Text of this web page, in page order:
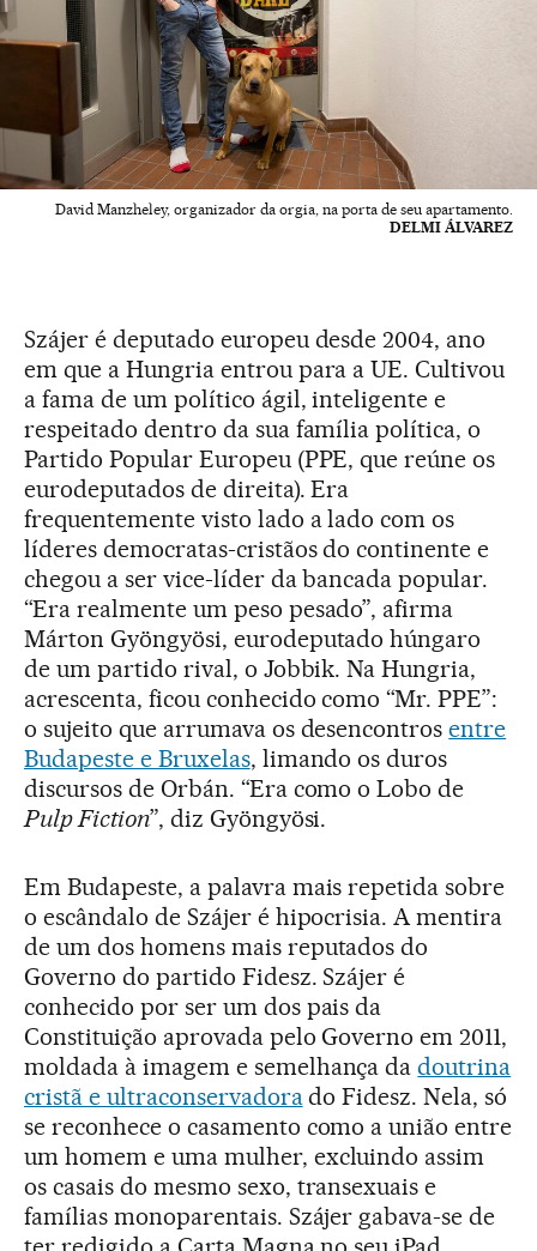
David Manzheley, organizador da orgia, na porta de seu apartamento.
DELMI ÁLVAREZ
Szájer é deputado europeu desde 2004, ano
em que a Hungria entrou para a UE. Cultivou
a fama de um político ágil, inteligente e
respeitado dentro da sua família política, o
Partido Popular Europeu (PPE, que reúne os
eurodeputados de direita). Era
frequentemente visto lado a lado com os
líderes democratas-cristãos do continente e
chegou a ser vice-líder da bancada popular.
“Era realmente um peso pesado”, afirma
Márton Gyöngyösi, eurodeputado húngaro
de um partido rival, o Jobbik. Na Hungria,
acrescenta, ficou conhecido como “Mr. PPE”:
o sujeito que arrumava os desencontrosentre
Budapeste e Bruxelas, limando os duros
discursos de Orbán. “Era como o Lobo de
Pulp Fiction”, diz Gyöngyösi.
Em Budapeste, a palavra mais repetida sobre
o escândalo de Szájer é hipocrisia. A mentira
de um dos homens mais reputados do
Governo do partido Fidesz. Szájer é
conhecido por ser um dos pais da
Constituição aprovada pelo Governo em 2011,
moldada à imagem e semelhança dadoutrina
cristã e ultraconservadorado Fidesz. Nela, só
se reconhece o casamento como a união entre
um homem e uma mulher, excluindo assim
os casais do mesmo sexo, transexuais e
famílias monoparentais. Szájer gabava-se de